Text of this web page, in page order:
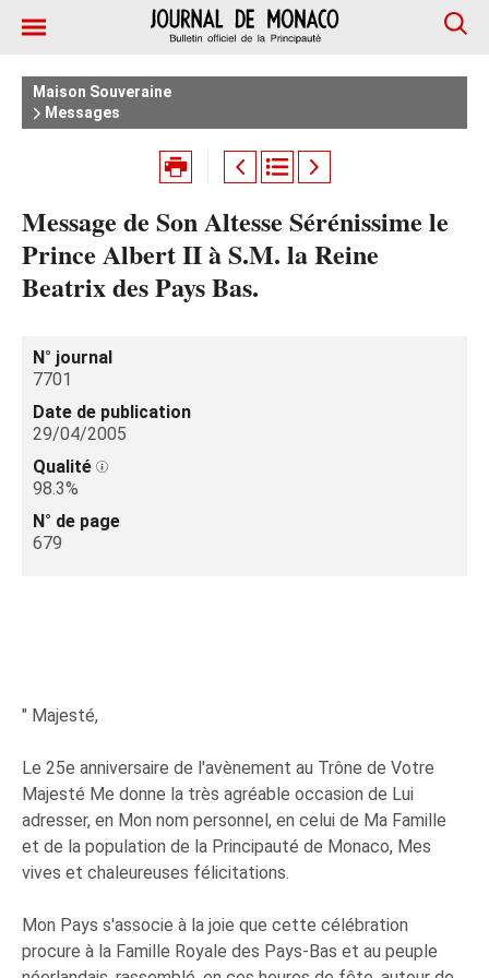
Maison Souveraine
Messages
Message de Son Altesse Sérénissime le
Prince Albert II à S.M. la Reine
Beatrix des Pays Bas.
N° journal
7701
Date de publication
29/04/2005
Qualité
98.3%
N° de page
679
" Majesté,
Le 25e anniversaire de l'avènement au Trône de Votre
Majesté Me donne la très agréable occasion de Lui
adresser, en Mon nom personnel, en celui de Ma Famille
et de la population de la Principauté de Monaco, Mes
vives et chaleureuses félicitations.
Mon Pays s'associe à la joie que cette célébration
procure à la Famille Royale des Pays-Bas et au peuple